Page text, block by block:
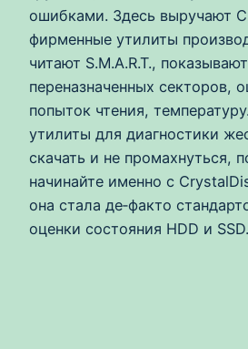
ошибками. Здесь выручают
фирменные утилиты
читают S.M.A.R.T.,
переназначенных секторов,
попыток чтения,
утилиты для диагностики
скачать и не промахнуться,
начинайте именно с
она стала де‑факто
оценки состояния HDD и SSD.